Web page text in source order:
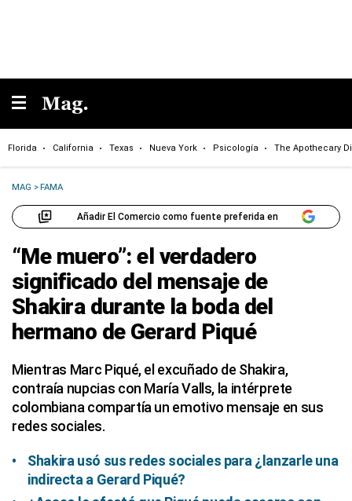
Florida California Texas Nueva York Psicología The Apothecary
MAG >FAMA
Añadir El Comercio como fuente preferida en
“Me muero”: el verdadero
significado del mensaje de
Shakira durante la boda del
hermano de Gerard Piqué
Mientras Marc Piqué, el excuñado de Shakira,
contraía nupcias con María Valls, la intérprete
colombiana compartía un emotivo mensaje en sus
redes sociales.
Shakira usó sus redes sociales para ¿lanzarle una
indirecta a Gerard Piqué?